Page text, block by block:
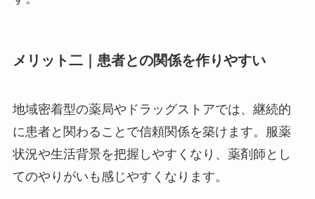
メリット二｜患者との関係を作りやすい
地域密着型の薬局やドラッグストアでは、継続的
に患者と関わることで信頼関係を築けます。服薬
状況や生活背景を把握しやすくなり、薬剤師とし
てのやりがいも感じやすくなります。